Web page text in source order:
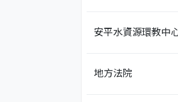
安平水資源環教中
地方法院